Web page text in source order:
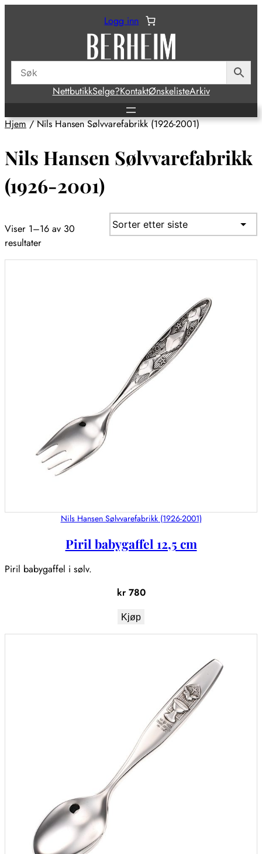
Logg inn
NettbutikkSelge?KontaktØnskelisteArkiv
Hjem/ Nils Hansen Sølvvarefabrikk (1926-2001)
Nils Hansen Sølvvarefabrikk
(1926-2001)
Viser 1–16 av 30
resultaterSortert
etter
Nils Hansen Sølvvarefabrikk (1926-2001)
Piril babygaffel 12,5 cm
Piril babygaffel i sølv.
kr780
Kjøp